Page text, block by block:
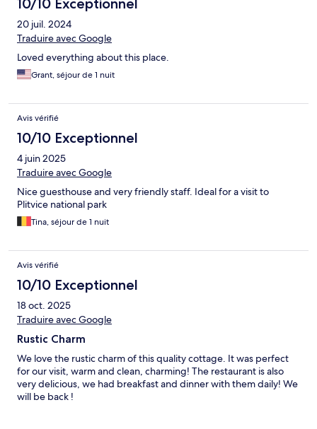
10/10 Exceptionnel
20 juil. 2024
Traduire avec Google
Loved everything about this place.
Grant, séjour de 1 nuit
Avis vérifié
10/10 Exceptionnel
4 juin 2025
Traduire avec Google
Nice guesthouse and very friendly staff. Ideal for a visit to
Plitvice national park
Tina, séjour de 1 nuit
Avis vérifié
10/10 Exceptionnel
18 oct. 2025
Traduire avec Google
Rustic Charm
We love the rustic charm of this quality cottage. It was perfect
for our visit, warm and clean, charming! The restaurant is also
very delicious, we had breakfast and dinner with them daily! We
will be back !